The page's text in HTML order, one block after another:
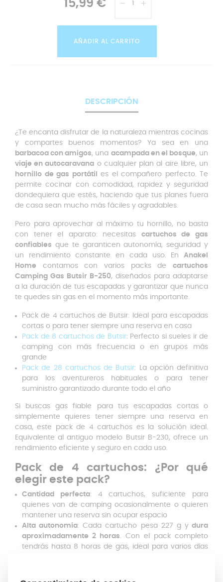
15,99 €
AÑADIR AL CARRITO
DESCRIPCIÓN
¿Te encanta disfrutar de la naturaleza mientras cocinas
y compartes buenos momentos? Ya sea en una
barbacoa con amigos, una acampada en el bosque, un
viaje en autocaravana o cualquier plan al aire libre, un
hornillo de gas portátil
es el compañero perfecto. Te
permite cocinar con comodidad, rapidez y seguridad
dondequiera que estés, haciendo que tus planes fuera
de casa sean mucho más fáciles y agradables.
Pero para aprovechar al máximo tu hornillo, no basta
con tener el aparato: necesitas cartuchos de gas
confiables que te garanticen autonomía, seguridad y
un rendimiento constante en cada uso. En Anakel
Home contamos con varios packs de cartuchos
Camping Gas Butsir B-250, diseñados para adaptarse
a la duración de tus escapadas y garantizar que nunca
te quedes sin gas en el momento más importante.
Pack de 4 cartuchos de Butsir: Ideal para escapadas
cortas o para tener siempre una reserva en casa
Pack de 8 cartuchos de Butsir: Perfecto si sueles ir de
camping con más frecuencia o en grupos más
grande
Pack de 28 cartuchos de Butsir: La opción definitiva
para los aventureros habituales o para tener
suministro garantizado durante todo el año
Si buscas gas fiable para tus escapadas cortas o
simplemente quieres tener siempre una reserva en
casa, este pack de 4 cartuchos es la solución ideal.
Equivalente al antiguo modelo Butsir B-230, ofrece un
rendimiento eficiente y seguro en cada uso.
Pack de 4 cartuchos: ¿Por qué
elegir este pack?
Cantidad perfecta: 4 cartuchos, suficiente para
quienes van de camping ocasionalmente o quieren
mantener una reserva sin ocupar espacio
Alta autonomía: Cada cartucho pesa 227 g ydura
aproximadamente 2 horas. Con el pack completo
tendrás hasta 8 horas de gas, ideal para varios días